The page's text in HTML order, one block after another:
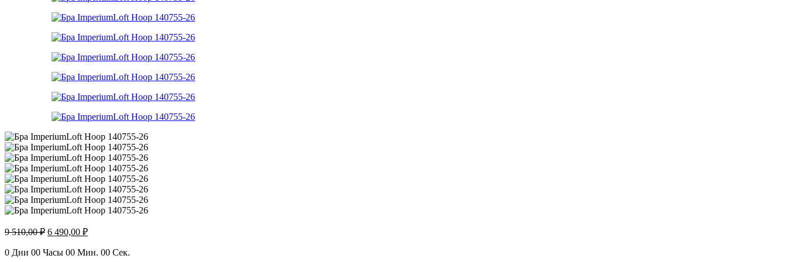
9 510,00₽ Первоначальная
составляла
6 490,00 ₽Текущая
6
0 Дни 00 Часы 00 Мин. 00 Сек.